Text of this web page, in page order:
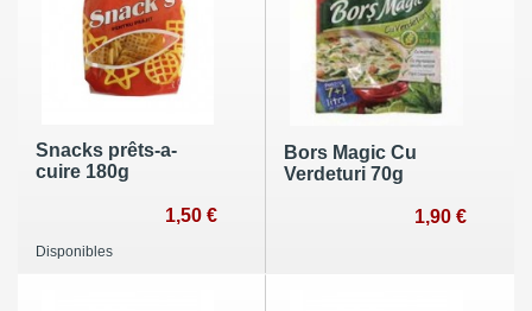
Snacks prêts-a-
cuire 180g
1,50 €
Disponibles
Bors Magic Cu
Verdeturi 70g
1,90 €